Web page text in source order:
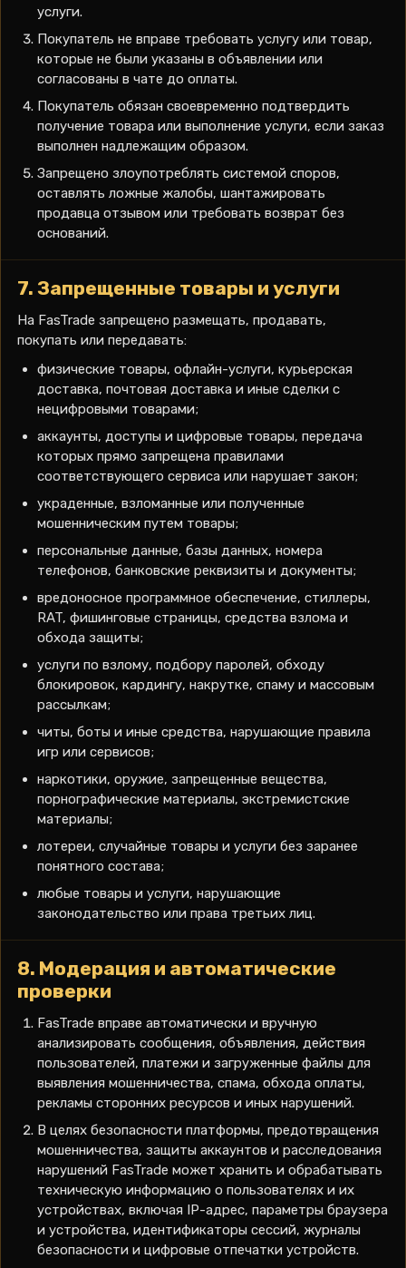
услуги.
Покупатель не вправе требовать услугу или товар,
которые не были указаны в объявлении или
согласованы в чате до оплаты.
Покупатель обязан своевременно подтвердить
получение товара или выполнение услуги, если заказ
выполнен надлежащим образом.
Запрещено злоупотреблять системой споров,
оставлять ложные жалобы, шантажировать
продавца отзывом или требовать возврат без
оснований.
7. Запрещенные товары и услуги
На FasTrade запрещено размещать, продавать,
покупать или передавать:
физические товары, офлайн-услуги, курьерская
доставка, почтовая доставка и иные сделки с
нецифровыми товарами;
аккаунты, доступы и цифровые товары, передача
которых прямо запрещена правилами
соответствующего сервиса или нарушает закон;
украденные, взломанные или полученные
мошенническим путем товары;
персональные данные, базы данных, номера
телефонов, банковские реквизиты и документы;
вредоносное программное обеспечение, стиллеры,
RAT, фишинговые страницы, средства взлома и
обхода защиты;
услуги по взлому, подбору паролей, обходу
блокировок, кардингу, накрутке, спаму и массовым
рассылкам;
читы, боты и иные средства, нарушающие правила
игр или сервисов;
наркотики, оружие, запрещенные вещества,
порнографические материалы, экстремистские
материалы;
лотереи, случайные товары и услуги без заранее
понятного состава;
любые товары и услуги, нарушающие
законодательство или права третьих лиц.
8. Модерация и автоматические
проверки
FasTrade вправе автоматически и вручную
анализировать сообщения, объявления, действия
пользователей, платежи и загруженные файлы для
выявления мошенничества, спама, обхода оплаты,
рекламы сторонних ресурсов и иных нарушений.
В целях безопасности платформы, предотвращения
мошенничества, защиты аккаунтов и расследования
нарушений FasTrade может хранить и обрабатывать
техническую информацию о пользователях и их
устройствах, включая IP-адрес, параметры браузера
и устройства, идентификаторы сессий, журналы
безопасности и цифровые отпечатки устройств.